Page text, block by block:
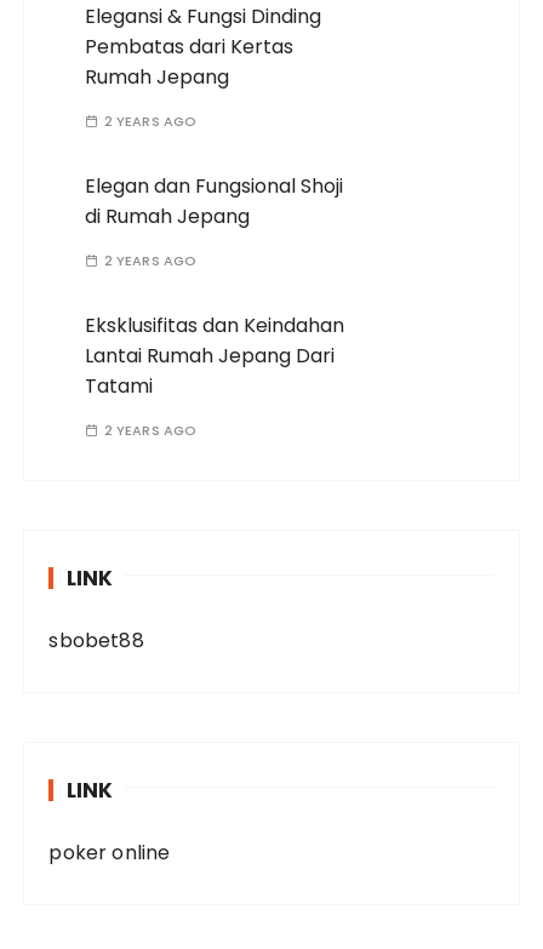
Elegansi & Fungsi Dinding
Pembatas dari Kertas
Rumah Jepang
2 YEARS AGO
Elegan dan Fungsional Shoji
di Rumah Jepang
2 YEARS AGO
Eksklusifitas dan Keindahan
Lantai Rumah Jepang Dari
Tatami
2 YEARS AGO
LINK
sbobet88
LINK
poker online